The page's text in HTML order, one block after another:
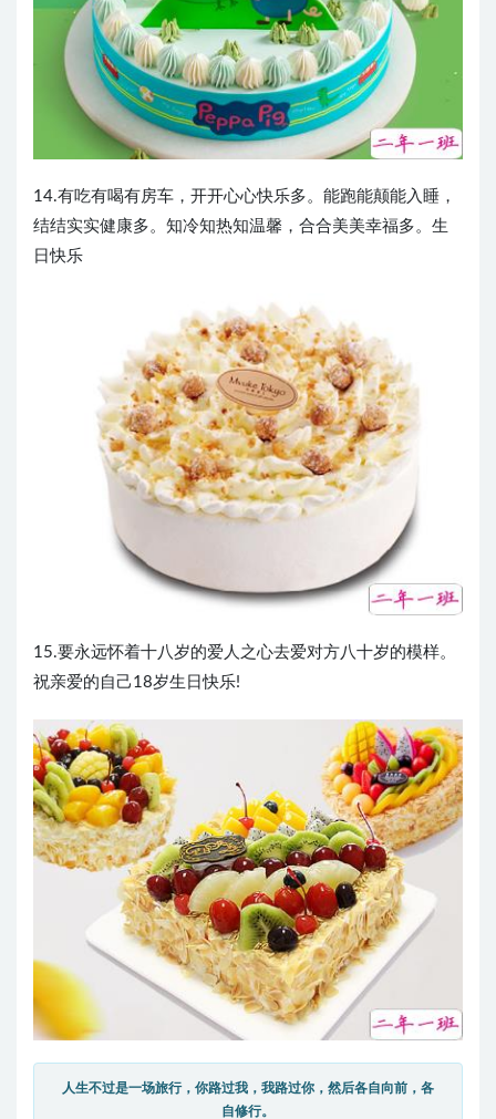
14.有吃有喝有房车，开开心心快乐多。能跑能颠能入睡，
结结实实健康多。知冷知热知温馨，合合美美幸福多。生
日快乐
15.要永远怀着十八岁的爱人之心去爱对方八十岁的模样。
祝亲爱的自己18岁生日快乐!
人生不过是一场旅行，你路过我，我路过你，然后各自向前，各
自修行。